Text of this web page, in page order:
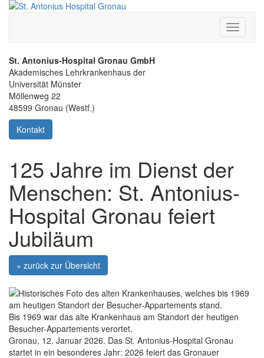
Toggle
St. Antonius-Hospital Gronau GmbH
Akademisches Lehrkrankenhaus der
Universität Münster
Möllenweg 22
48599 Gronau (Westf.)
Kontakt
125 Jahre im Dienst der
Menschen: St. Antonius-
Hospital Gronau feiert
Jubiläum
« zurück zur Übersicht
Bis 1969 war das alte Krankenhaus am Standort der heutigen
Besucher-Appartements verortet.
Gronau, 12. Januar 2026. Das St. Antonius-Hospital Gronau
startet in ein besonderes Jahr: 2026 feiert das Gronauer